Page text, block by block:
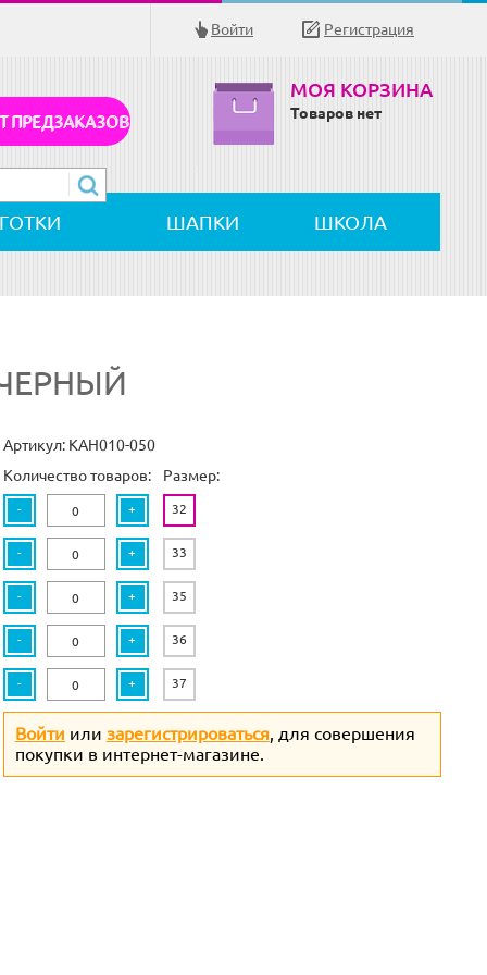
Войти Регистрация
ПРЕДЗАКАЗОВ
МОЯ КОРЗИНА
Товаров нет
ШАПКИ ШКОЛА
Артикул: KAH010-050
Количество товаров:
- +
- +
- +
- +
- +
Размер:
32
33
35
36
37
Войти или зарегистрироваться, для совершения
покупки в интернет-магазине.